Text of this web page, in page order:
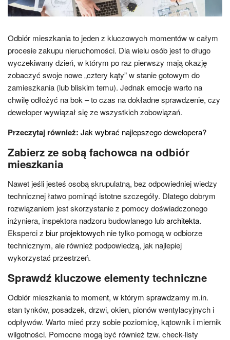
Odbiór mieszkania to jeden z kluczowych momentów w całym
procesie zakupu nieruchomości. Dla wielu osób jest to długo
wyczekiwany dzień, w którym po raz pierwszy mają okazję
zobaczyć swoje nowe „cztery kąty” w stanie gotowym do
zamieszkania (lub bliskim temu). Jednak emocje warto na
chwilę odłożyć na bok – to czas na dokładne sprawdzenie, czy
deweloper wywiązał się ze wszystkich zobowiązań.
Przeczytaj również: Jak wybrać najlepszego dewelopera?
Zabierz ze sobą fachowca na odbiór
mieszkania
Nawet jeśli jesteś osobą skrupulatną, bez odpowiedniej wiedzy
technicznej łatwo pominąć istotne szczegóły. Dlatego dobrym
rozwiązaniem jest skorzystanie z pomocy doświadczonego
inżyniera, inspektora nadzoru budowlanego lubarchitekta.
Eksperci z biur projektowych nie tylko pomogą w odbiorze
technicznym, ale również podpowiedzą, jak najlepiej
wykorzystać przestrzeń.
Sprawdź kluczowe elementy techniczne
Odbiór mieszkania to moment, w którym sprawdzamy m.in.
stan tynków, posadzek, drzwi, okien, pionów wentylacyjnych i
odpływów. Warto mieć przy sobie poziomicę, kątownik i miernik
wilgotności. Pomocne mogą być również tzw. check-listy